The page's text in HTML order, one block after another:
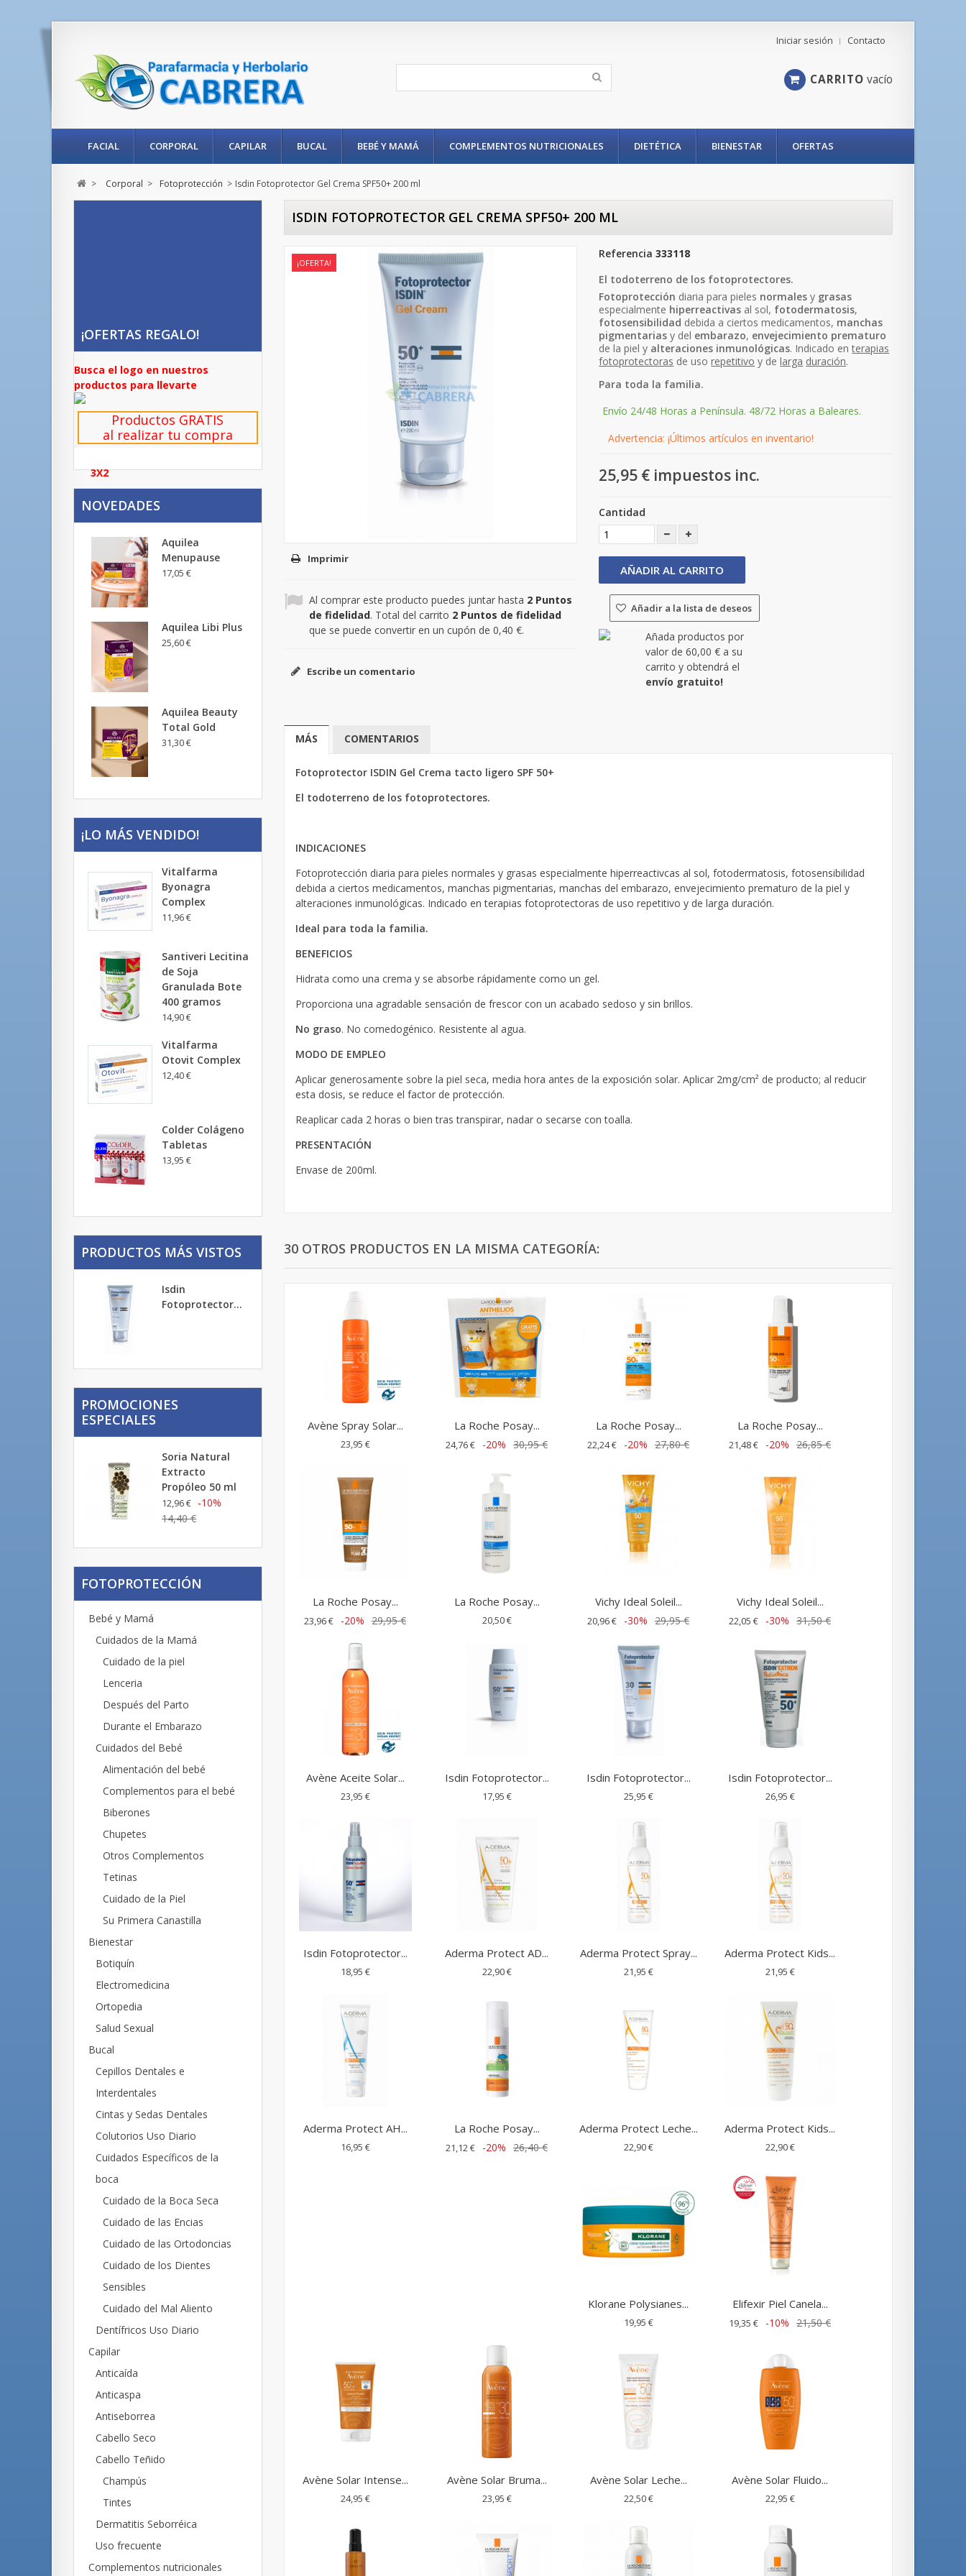
Contacto
Iniciar sesión
CARRITO vacío
FACIAL CORPORAL CAPILAR BUCAL BEBÉ Y MAMÁ COMPLEMENTOS NUTRICIONALES DIETÉTICA BIENESTAR OFERTAS
> Corporal > Fotoprotección > Isdin Fotoprotector Gel Crema SPF50+ 200 ml
¡OFERTAS REGALO!
Busca el logo en nuestros
productos para llevarte
Productos GRATIS
al realizar tu compra
3X2
NOVEDADES
Aquilea
Menupause
17,05 €
Aquilea Libi Plus
25,60 €
Aquilea Beauty
Total Gold
31,30 €
¡LO MÁS VENDIDO!
Vitalfarma
Byonagra
Complex
11,96 €
Santiveri Lecitina
de Soja
Granulada Bote
400 gramos
14,90 €
Vitalfarma
Otovit Complex
12,40 €
Colder Colágeno
Tabletas
13,95 €
PRODUCTOS MÁS VISTOS
Isdin
Fotoprotector...
PROMOCIONES
ESPECIALES
Soria Natural
Extracto
Propóleo 50 ml
12,96 € -10%
14,40 €
FOTOPROTECCIÓN
Bebé y Mamá
Cuidados de la Mamá
Cuidado de la piel
Lenceria
Después del Parto
Durante el Embarazo
Cuidados del Bebé
Alimentación del bebé
Complementos para el bebé
Biberones
Chupetes
Otros Complementos
Tetinas
Cuidado de la Piel
Su Primera Canastilla
Bienestar
Botiquín
Electromedicina
Ortopedia
Salud Sexual
Bucal
Cepillos Dentales e
Interdentales
Cintas y Sedas Dentales
Colutorios Uso Diario
Cuidados Específicos de la
boca
Cuidado de la Boca Seca
Cuidado de las Encias
Cuidado de las Ortodoncias
Cuidado de los Dientes
Sensibles
Cuidado del Mal Aliento
Dentífricos Uso Diario
Capilar
Anticaída
Anticaspa
Antiseborrea
Cabello Seco
Cabello Teñido
Champús
Tintes
Dermatitis Seborréica
Uso frecuente
Complementos nutricionales
ISDIN FOTOPROTECTOR GEL CREMA SPF50+ 200 ML
¡OFERTA!
Imprimir
Al comprar este producto puedes juntar hasta 2Puntos
de fidelidad. Total del carrito 2Puntos de fidelidad
que se puede convertir en un cupón de 0,40 €.
Escribe un comentario
Referencia 333118
El todoterreno de los fotoprotectores.
Fotoprotección diaria para pieles normales y grasas
especialmente hiperreactivas al sol, fotodermatosis,
fotosensibilidad debida a ciertos medicamentos, manchas
pigmentarias y del embarazo, envejecimiento prematuro
de la piel y alteraciones inmunológicas. Indicado enterapias
fotoprotectoras de usorepetitivo y delarga duración.
Para toda la familia.
Envío 24/48 Horas a Península. 48/72 Horas a Baleares.
Advertencia: ¡Últimos artículos en inventario!
25,95 € impuestos inc.
Cantidad
AÑADIR AL CARRITO
Añadir a la lista de deseos
Añada productos por
valor de60,00 € a su
carrito y obtendrá el
envío gratuito!
MÁS COMENTARIOS
Fotoprotector ISDIN Gel Crema tacto ligero SPF 50+
El todoterreno de los fotoprotectores.
INDICACIONES
Fotoprotección diaria para pieles normales y grasas especialmente hiperreactivcas al sol, fotodermatosis, fotosensibilidad
debida a ciertos medicamentos, manchas pigmentarias, manchas del embarazo, envejecimiento prematuro de la piel y
alteraciones inmunológicas. Indicado en terapias fotoprotectoras de uso repetitivo y de larga duración.
Ideal para toda la familia.
BENEFICIOS
Hidrata como una crema y se absorbe rápidamente como un gel.
Proporciona una agradable sensación de frescor con un acabado sedoso y sin brillos.
No graso. No comedogénico. Resistente al agua.
MODO DE EMPLEO
Aplicar generosamente sobre la piel seca, media hora antes de la exposición solar. Aplicar 2mg/cm² de producto; al reducir
esta dosis, se reduce el factor de protección.
Reaplicar cada 2 horas o bien tras transpirar, nadar o secarse con toalla.
PRESENTACIÓN
Envase de 200ml.
30 OTROS PRODUCTOS EN LA MISMA CATEGORÍA:
Avène Spray Solar...
23,95 €
La Roche Posay...
24,76 € -20% 30,95 €
La Roche Posay...
22,24 € -20% 27,80 €
La Roche Posay...
21,48 € -20% 26,85 €
La Roche Posay...
23,96 € -20% 29,95 €
La Roche Posay...
20,50 €
Vichy Ideal Soleil...
20,96 € -30% 29,95 €
Vichy Ideal Soleil...
22,05 € -30% 31,50 €
Avène Aceite Solar...
23,95 €
Isdin Fotoprotector...
17,95 €
Isdin Fotoprotector...
25,95 €
Isdin Fotoprotector...
26,95 €
Isdin Fotoprotector...
18,95 €
Aderma Protect AD...
22,90 €
Aderma Protect Spray...
21,95 €
Aderma Protect Kids...
21,95 €
Aderma Protect AH...
16,95 €
La Roche Posay...
21,12 € -20% 26,40 €
Aderma Protect Leche...
22,90 €
Aderma Protect Kids...
22,90 €
Klorane Polysianes...
19,95 €
Elifexir Piel Canela...
19,35 € -10% 21,50 €
Avène Solar Intense...
24,95 €
Avène Solar Bruma...
23,95 €
Avène Solar Leche...
22,50 €
Avène Solar Fluido...
22,95 €